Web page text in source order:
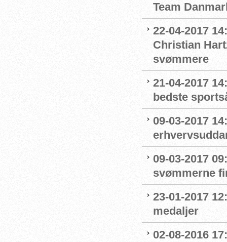
Team
22-04-2017
Christian
svømmere
21-04-2017
bedste
09-03-2017
09-03-2017
svømmerne
23-01-2017
medaljer
02-08-2016